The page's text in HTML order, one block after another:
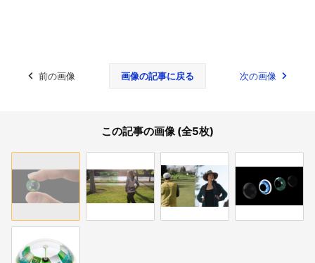
前の画像 画像の記事に戻る 次の画像
この記事の画像 (全5枚)